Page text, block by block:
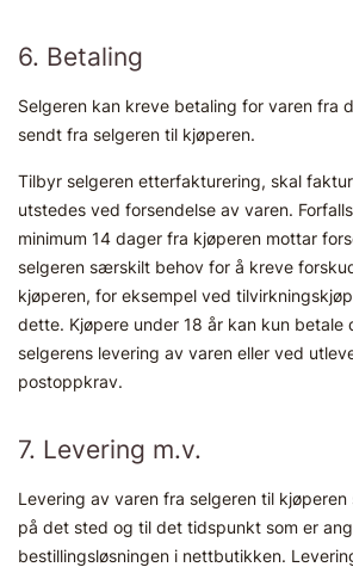
6. Betaling
Selgeren kan kreve betaling for varen fra
sendt fra selgeren til kjøperen.
Tilbyr selgeren etterfakturering, skal
utstedes ved forsendelse av varen.
minimum 14 dager fra kjøperen mottar
selgeren særskilt behov for å kreve
kjøperen, for eksempel ved
dette. Kjøpere under 18 år kan kun betale
selgerens levering av varen eller ved
postoppkrav.
7. Levering m.v.
Levering av varen fra selgeren til
på det sted og til det tidspunkt som er
bestillingsløsningen i nettbutikken.